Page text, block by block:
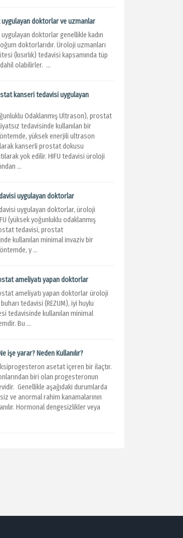
doktorlar ve uzmanlar
doktorlar genellikle kadın
doktorlarıdır. Üroloji uzmanları
(kısırlık) tedavisi kapsamında tüp
olabilirler. ...
kanseri tedavisi uygulayan
Odaklanmış Ultrason), prostat
tedavisinde kullanılan bir
yüksek enerjili ultrason
kanserli prostat dokusu
yok edilir. HIFU tedavisi üroloji
...
uygulayan doktorlar
uygulayan doktorlar, üroloji
(yüksek yoğunluklu odaklanmış
tedavisi, prostat
kullanılan minimal invaziv bir
y ...
ameliyatı yapan doktorlar
ameliyatı yapan doktorlar üroloji
tedavisi (REZUM), iyi huylu
tedavisinde kullanılan minimal
Bu ...
işe yarar? Neden Kullanılır?
asetat içeren bir ilaçtır.
biri olan progesteronun
Genellikle aşağıdaki durumlarda
ve anormal rahim kanamalarının
Hormonal dengesizlikler veya